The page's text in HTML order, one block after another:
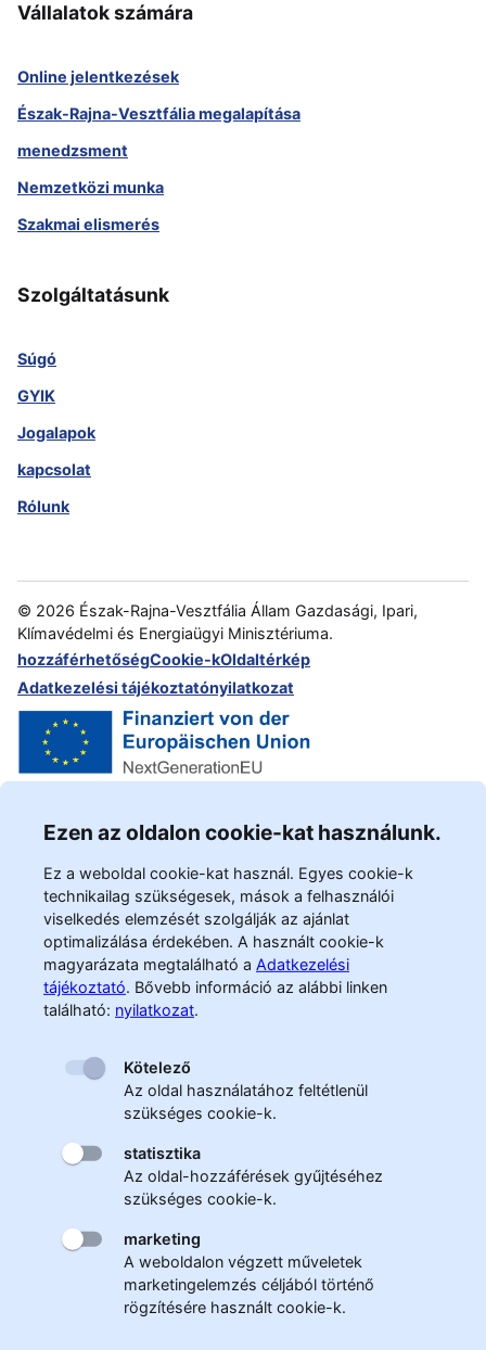
Vállalatok számára
Online jelentkezések
Észak-Rajna-Vesztfália megalapítása
menedzsment
Nemzetközi munka
Szakmai elismerés
Szolgáltatásunk
Súgó
GYIK
Jogalapok
kapcsolat
Rólunk
© 2026 Észak-Rajna-Vesztfália Állam Gazdasági, Ipari,
Klímavédelmi és Energiaügyi Minisztériuma.
hozzáférhetőségCookie-kOldaltérkép
Adatkezelési tájékoztatónyilatkozat
Ezen az oldalon cookie-kat használunk.
Ez a weboldal cookie-kat használ. Egyes cookie-k
technikailag szükségesek, mások a felhasználói
viselkedés elemzését szolgálják az ajánlat
optimalizálása érdekében. A használt cookie-k
magyarázata megtalálható a Adatkezelési
tájékoztató. Bővebb információ az alábbi linken
található: nyilatkozat.
Kötelező
Az oldal használatához feltétlenül
szükséges cookie-k.
statisztika
Az oldal-hozzáférések gyűjtéséhez
szükséges cookie-k.
marketing
A weboldalon végzett műveletek
marketingelemzés céljából történő
rögzítésére használt cookie-k.